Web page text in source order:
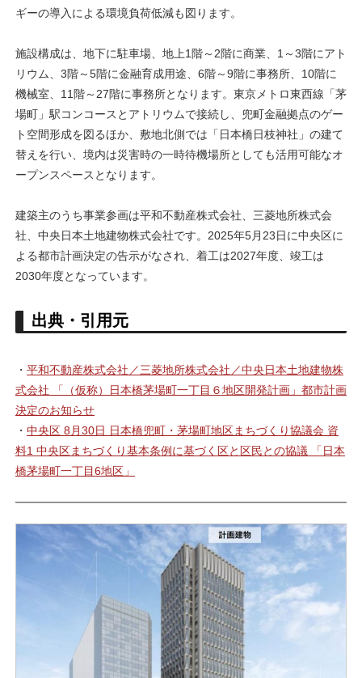
ギーの導入による環境負荷低減も図ります。
施設構成は、地下に駐車場、地上1階～2階に商業、1～3階にアト
リウム、3階～5階に金融育成用途、6階～9階に事務所、10階に
機械室、11階～27階に事務所となります。東京メトロ東西線「茅
場町」駅コンコースとアトリウムで接続し、兜町金融拠点のゲー
ト空間形成を図るほか、敷地北側では「日本橋日枝神社」の建て
替えを行い、境内は災害時の一時待機場所としても活用可能なオ
ープンスペースとなります。
建築主のうち事業参画は平和不動産株式会社、三菱地所株式会
社、中央日本土地建物株式会社です。2025年5月23日に中央区に
よる都市計画決定の告示がなされ、着工は2027年度、竣工は
2030年度となっています。
出典・引用元
・ 平和不動産株式会社／三菱地所株式会社／中央日本土地建物株
式会社 「（仮称）日本橋茅場町一丁目６地区開発計画」都市計画
決定のお知らせ
・ 中央区 8月30日 日本橋兜町・茅場町地区まちづくり協議会 資
料1 中央区まちづくり基本条例に基づく区と区民との協議 「日本
橋茅場町一丁目6地区」